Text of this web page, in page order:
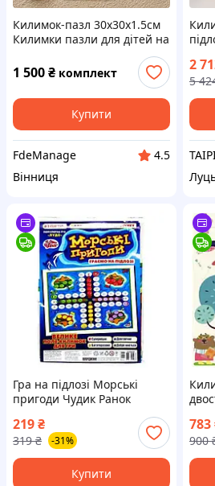
Килимок-пазл 30х30х1.5см
Килимки пазли для дітей на
підлогу 10 пазлів Дитячий
килимок пазли Ігровий
килимок-пазл Пазли для
підлоги
1 500₴ комплект
Купити
FdeManage
4.5
Вінниця
2
5
Гра на підлозі Морські
пригоди Чудик Ранок
килимок поле ходилка для
дітей на підлозі
багаторазова
219₴
319 ₴ -31%
Купити
783
900